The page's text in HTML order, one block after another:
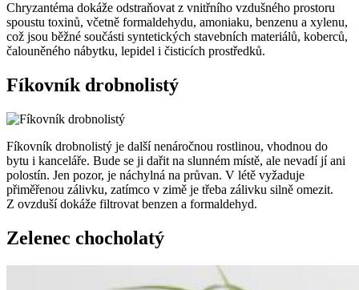
Chryzantéma dokáže odstraňovat z vnitřního vzdušného prostoru
spoustu toxinů, včetně formaldehydu, amoniaku, benzenu a xylenu,
což jsou běžné součásti syntetických stavebních materiálů, koberců,
čalouněného nábytku, lepidel i čisticích prostředků.
Fíkovník drobnolistý
Fíkovník drobnolistý je další nenáročnou rostlinou, vhodnou do
bytu i kanceláře. Bude se ji dařit na slunném místě, ale nevadí jí ani
polostín. Jen pozor, je náchylná na průvan. V létě vyžaduje
přiměřenou zálivku, zatímco v zimě je třeba zálivku silně omezit.
Z ovzduší dokáže filtrovat benzen a formaldehyd.
Zelenec chocholatý